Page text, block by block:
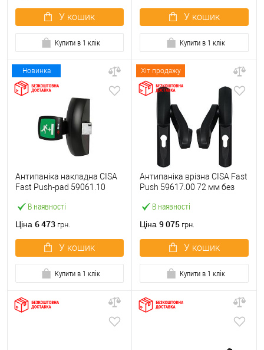
У кошик
Купити в 1 клік
У кошик
Купити в 1 клік
Новинка
В наявності
Антипаніка накладна CISA
Fast Push-pad 59061.10
Ціна 6 473 грн.
У кошик
Купити в 1 клік
Хіт продажу
В наявності
Антипаніка врізна CISA Fast
Push 59617.00 72 мм без
Ціна 9 075 грн.
У кошик
Купити в 1 клік